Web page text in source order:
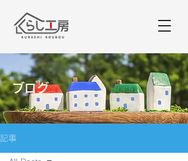
ブログ
記事